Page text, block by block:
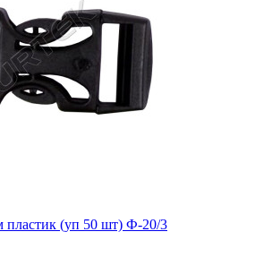
пластик (уп 50 шт) Ф-20/3